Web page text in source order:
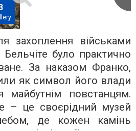
захоплення військами
було практично
За наказом Франко,
як символ його влади
майбутнім повстанцям.
– це своєрідний музей
де кожен камінь